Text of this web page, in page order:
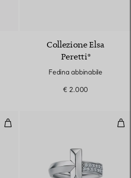
Collezione Elsa
Peretti®
Fedina abbinabile
€ 2.000
Anello con diamanti in oro bianco